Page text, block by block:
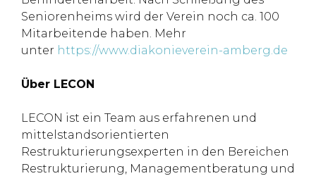
Seniorenheims wird der Verein noch ca. 100
Mitarbeitende haben. Mehr
unter https://www.diakonieverein-amberg.de
Über LECON
LECON ist ein Team aus erfahrenen und
mittelstandsorientierten
Restrukturierungsexperten in den Bereichen
Restrukturierung, Managementberatung und